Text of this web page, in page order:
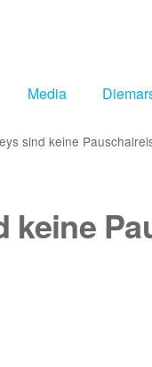
Media
sind keine